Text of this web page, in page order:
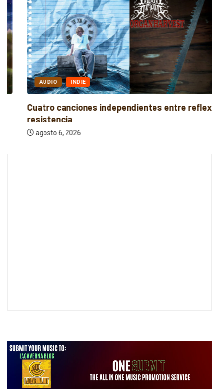
AUDIO INDIE
Cuatro canciones independientes entre reflexión y
resistencia
agosto 6, 2026